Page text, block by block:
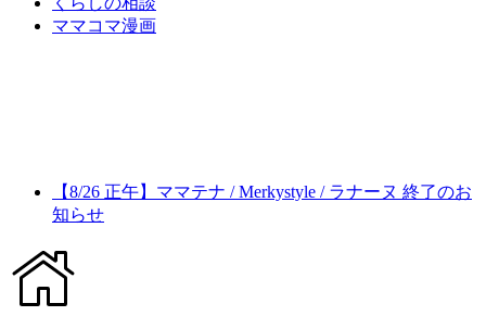
ママコマ漫画
【8/26 正午】ママテナ / Merkystyle / ラナーヌ 終了のお
知らせ